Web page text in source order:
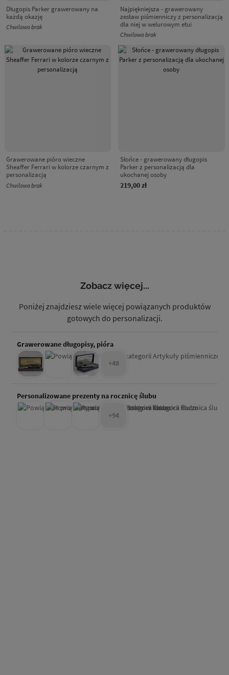
Długopis Parker grawerowany na
każdą okazję
Chwilowo brak
Najpiękniejsza - grawerowany
zestaw piśmienniczy z personalizacją
dla niej w welurowym etui
Chwilowo brak
Grawerowane pióro wieczne
Sheaffer Ferrari w kolorze czarnym z
personalizacją
Chwilowo brak
Słońce - grawerowany długopis
Parker z personalizacją dla
ukochanej osoby
219,00 zł
Zobacz więcej...
Poniżej znajdziesz wiele więcej powiązanych produktów
gotowych do personalizacji.
Grawerowane długopisy, pióra
+48
Personalizowane prezenty na rocznicę ślubu
+94